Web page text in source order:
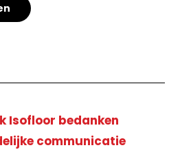
Isofloor bedanken
communicatie